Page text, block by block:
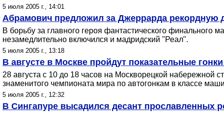
5 июля 2005 г., 14:01
Абрамович предложил за Джеррарда рекордную
В борьбу за главного героя фантастического финального
незамедлительно включился и мадридский "Реал".
5 июля 2005 г., 13:18
В августе в Москве пройдут показательные
28 августа с 10 до 18 часов на Москворецкой набережной
знаменитого чемпионата мира по автогонкам в классе
5 июля 2005 г., 12:32
В Сингапуре высадился десант прославленных